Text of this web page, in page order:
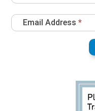
Email Address*